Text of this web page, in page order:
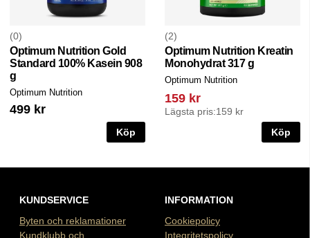
0
Optimum Nutrition Gold
Standard 100% Kasein 908
g
Optimum Nutrition
499 kr
Köp
2
Optimum Nutrition Kreatin
Monohydrat 317 g
Optimum Nutrition
159 kr
Lägsta pris:159 kr
Köp
KUNDSERVICE
Byten och reklamationer
Kundklubb och
INFORMATION
Cookiepolicy
Integritetspolicy